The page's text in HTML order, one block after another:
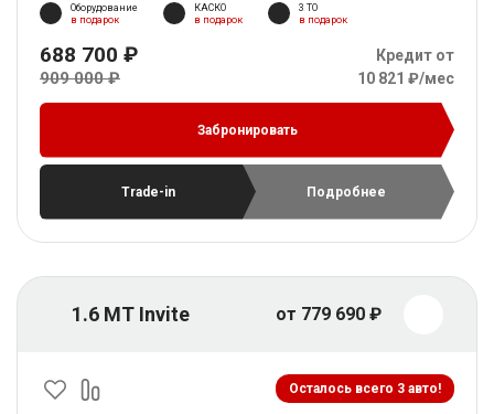
Оборудование
в подарок
КАСКО
в подарок
3 ТО
в подарок
688 700 ₽
909 000 ₽
Кредит от
10 821 ₽/мес
Забронировать
Trade-in Подробнее
1.6 MT Invite от 779 690 ₽
Осталось всего 3 авто!